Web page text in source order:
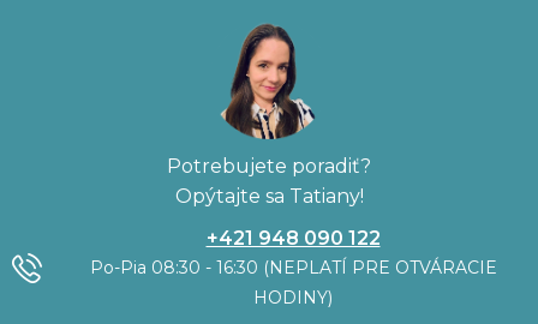
Potrebujete poradiť?
Opýtajte sa Tatiany!
+421 948 090 122
Po-Pia 08:30 - 16:30 (NEPLATÍ PRE OTVÁRACIE
HODINY)